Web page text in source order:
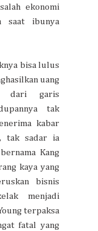
ekonomi
saat ibunya
bisa lulus
uang
dari garis
tak
kabar
tak sadar ia
Kang
kaya yang
bisnis
menjadi
terpaksa
fatal yang